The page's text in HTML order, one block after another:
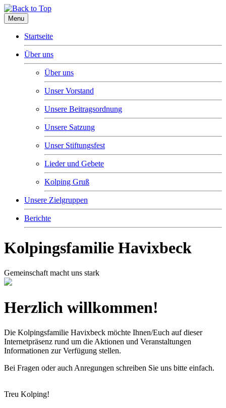
Menu
Startseite
Über uns
Über uns
Unser Vorstand
Unsere Beitragsordnung
Unsere Satzung
Unser Stiftungsfest
Lieder und Gebete
Kolping Gruß
Unsere Zielgruppen
Berichte
Kolpingsfamilie Havixbeck
Gemeinschaft macht uns stark
Herzlich willkommen!
Die Kolpingsfamilie Havixbeck möchte Ihnen/Euch auf dieser
Internetpräsenz rund um die Aktionen und Veranstaltungen
Informationen zur Verfügung stellen.
Bei Fragen oder auch Anregungen schreiben Sie uns bitte einfach.
Treu Kolping!